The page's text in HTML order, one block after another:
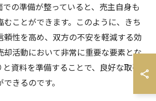
の準備が整っていると、売主自身も
むことができます。このように、きち
頼性を高め、双方の不安を軽減する効
却活動において非常に重要な要素とな
資料を準備することで、良好な取引
きるのです。